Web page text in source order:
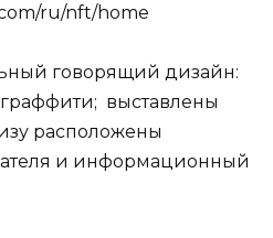
ru/nft/home
говорящий дизайн:
выставлены
расположены
и информационный